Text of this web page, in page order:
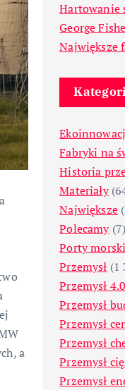
a
Hartowanie
George
Największe
Fabryki na
Historia
Materiały
Największe
Polecamy(7)
Porty
Przemysł (1
Przemysł 4.0
Przemysł
Przemysł
Przemysł
Przemysł
Przemysł